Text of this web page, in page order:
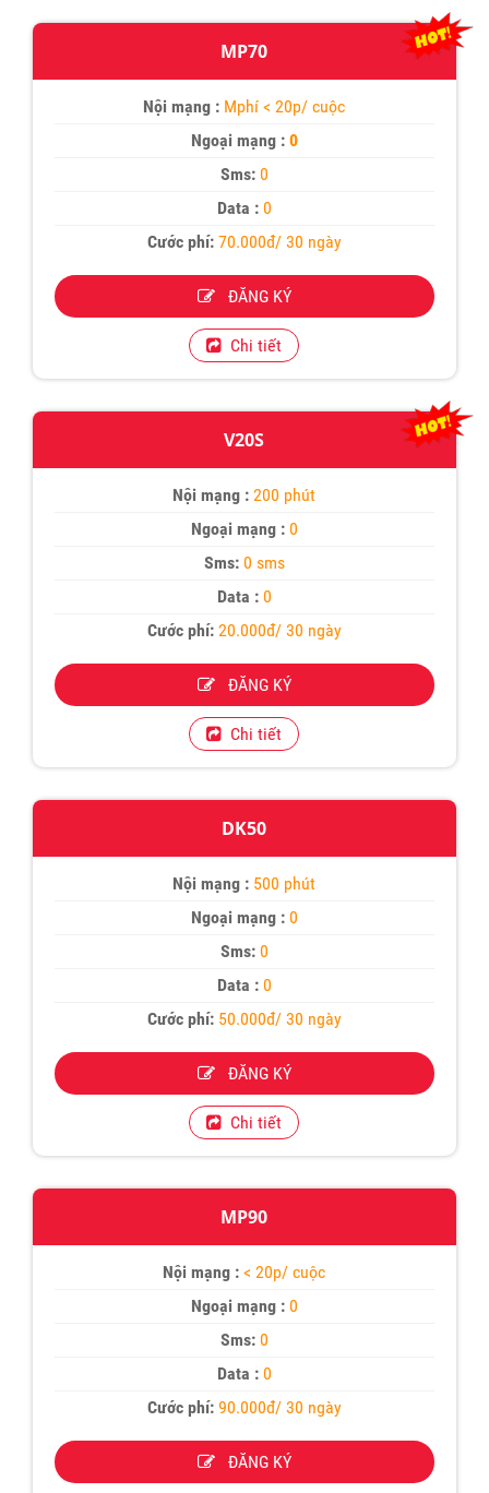
MP70
Nội mạng : Mphí < 20p/ cuộc
Ngoại mạng :0
Sms:0
Data :0
Cước phí: 70.000đ/ 30 ngày
ĐĂNG KÝ
Chi tiết
V20S
Nội mạng : 200 phút
Ngoại mạng :0
Sms:0 sms
Data :0
Cước phí: 20.000đ/ 30 ngày
ĐĂNG KÝ
Chi tiết
DK50
Nội mạng : 500 phút
Ngoại mạng :0
Sms:0
Data :0
Cước phí: 50.000đ/ 30 ngày
ĐĂNG KÝ
Chi tiết
MP90
Nội mạng : < 20p/ cuộc
Ngoại mạng :0
Sms:0
Data :0
Cước phí: 90.000đ/ 30 ngày
ĐĂNG KÝ